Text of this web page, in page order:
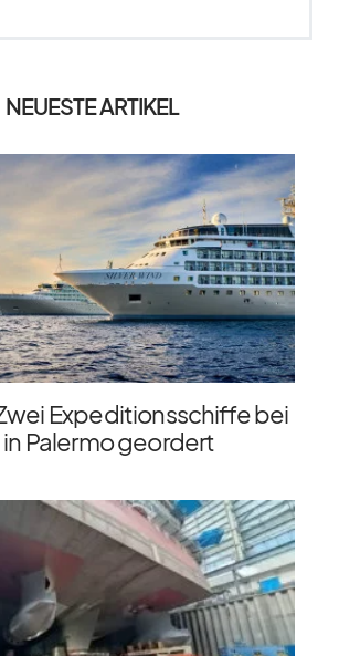
NEUESTE ARTIKEL
Expeditionsschiffe bei
Palermo geordert